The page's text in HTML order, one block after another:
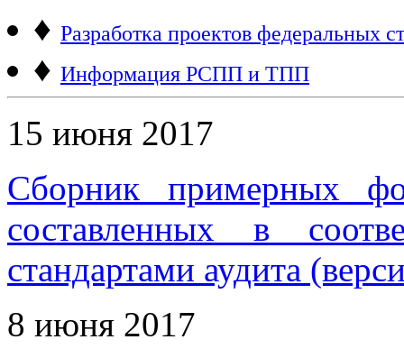
♦ Разработка проектов федеральных
♦ Информация РСПП и ТПП
15 июня 2017
Сборник примерных
составленных в
стандартами аудита
8 июня 2017